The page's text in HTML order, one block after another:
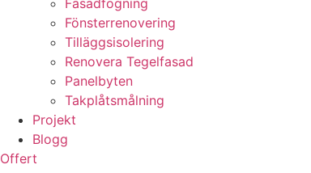
Fasadfogning
Fönsterrenovering
Tilläggsisolering
Renovera Tegelfasad
Panelbyten
Takplåtsmålning
Projekt
Blogg
Offert